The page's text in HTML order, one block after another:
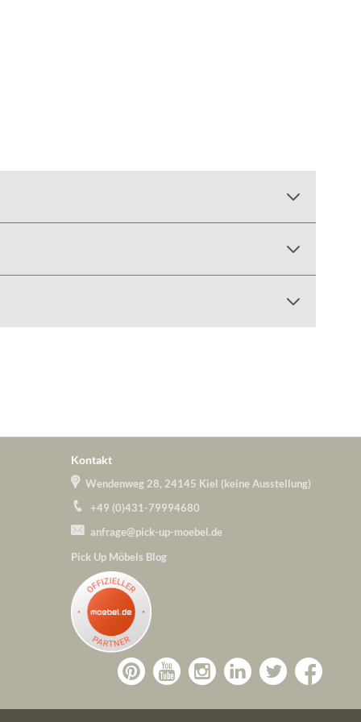
Kontakt
Wendenweg 28, 24145 Kiel (keine Ausstellung)
+49 (0)431-79994680
anfrage@pick-up-moebel.de
Pick Up Möbels Blog
Zu Zu Zu Zu Pick-